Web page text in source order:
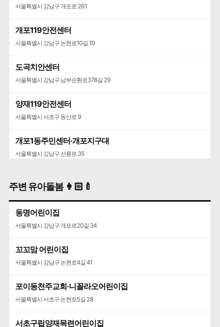
서울특별시 강남구 개포로 261
개포119안전센터
서울특별시 강남구 논현로10길 19
도곡치안센터
서울특별시 강남구 남부순환로378길 29
양재119안전센터
서울특별시 서초구 동산로 9
개포1동주민센터·개포지구대
서울특별시 강남구 선릉로 35
주변 유아돌봄 👩🏻‍🍼
동명어린이집
서울특별시 강남구 개포로20길 34
꼬꼬맘 어린이집
서울특별시 강남구 논현로4길 41
포이동천주교회·니꼴라오어린이집
서울특별시 서초구 논현로5길 28
서초구립양재목련어린이집